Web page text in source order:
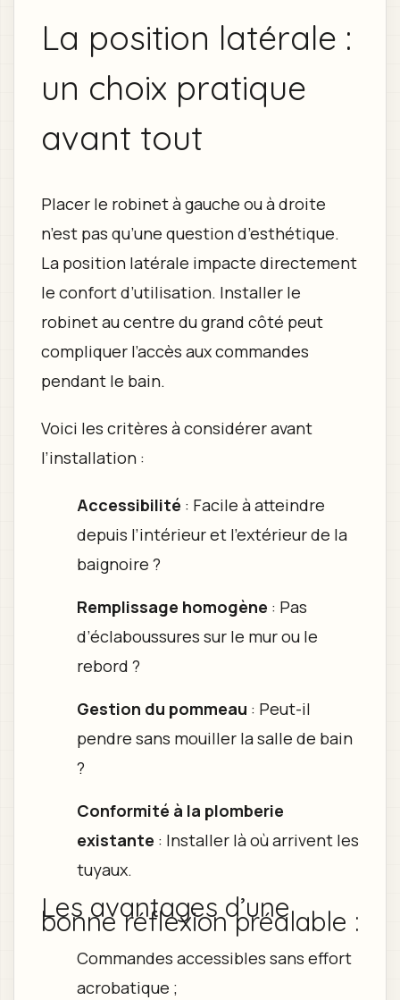
La position latérale :
un choix pratique
avant tout
Placer le robinet à gauche ou à droite
n’est pas qu’une question d’esthétique.
La position latérale impacte directement
le confort d’utilisation. Installer le
robinet au centre du grand côté peut
compliquer l’accès aux commandes
pendant le bain.
Voici les critères à considérer avant
l’installation :
Accessibilité : Facile à atteindre
depuis l’intérieur et l’extérieur de la
baignoire ?
Remplissage homogène : Pas
d’éclaboussures sur le mur ou le
rebord ?
Gestion du pommeau : Peut-il
pendre sans mouiller la salle de bain
?
Conformité à la plomberie
existante : Installer là où arrivent les
tuyaux.
Les avantages d’une
bonne réflexion préalable :
Commandes accessibles sans effort
acrobatique ;